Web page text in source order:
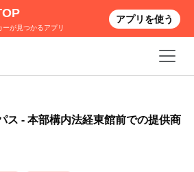
ス - 本部構内法経東館前での提供商
ーが見つかるアプリ
アプリを使う